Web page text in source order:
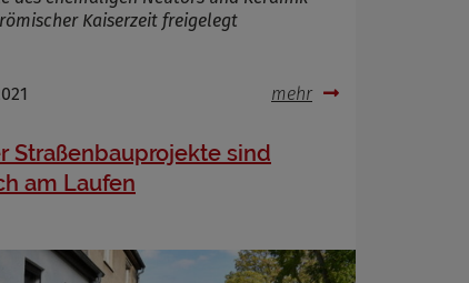
Kaiserzeit freigelegt
mehr
Straßenbauprojekte sind
am Laufen